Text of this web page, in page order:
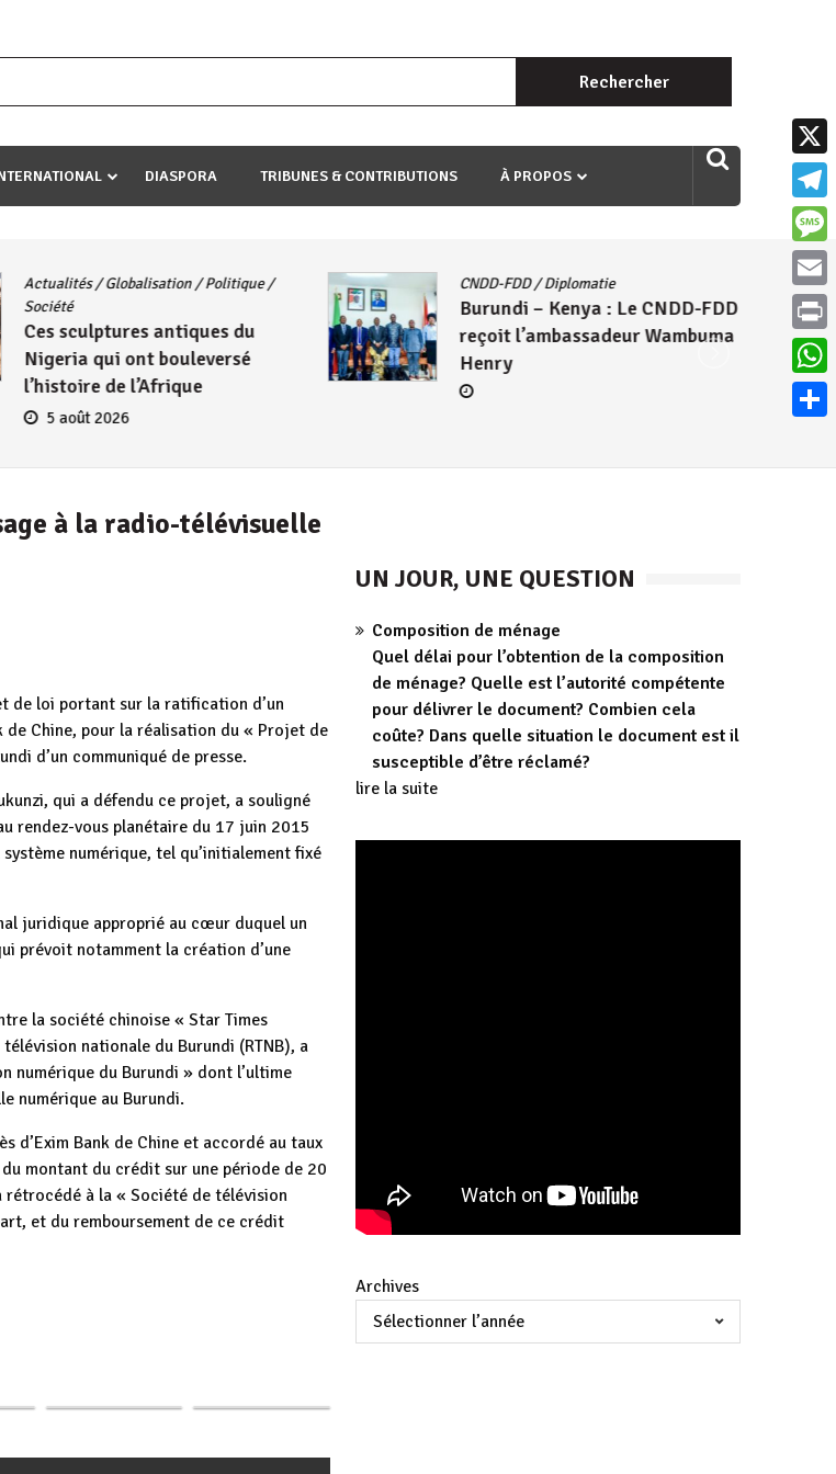
wawe canke igihugu cakwibarutse .Wewe uri ngaha ndagusigiye iki kibazo : Uriko ukora iki kugira ngo
Rechercher :
DIASPORA TRIBUNES & CONTRIBUTIONS À PROPOS
Actualités/Globalisation/Politique/
Société
Ces sculptures antiques du
Nigeria qui ont bouleversé
l’histoire de l’Afrique
5 août 2026
CNDD-FDD/Diplomatie
Burundi – Kenya : Le CNDD-FDD
reçoit l’ambassadeur Wambuma
Henry
à la radio-télévisuelle
de loi portant sur la ratification d’un
Chine, pour la réalisation du « Projet de
d’un communiqué de presse.
qui a défendu ce projet, a souligné
rendez-vous planétaire du 17 juin 2015
numérique, tel qu’initialement fixé
juridique approprié au cœur duquel un
prévoit notamment la création d’une
la société chinoise « Star Times
nationale du Burundi (RTNB), a
numérique du Burundi » dont l’ultime
numérique au Burundi.
d’Exim Bank de Chine et accordé au taux
montant du crédit sur une période de 20
rétrocédé à la « Société de télévision
et du remboursement de ce crédit
UN JOUR, UNE QUESTION
Composition de ménage
Quel délai pour l’obtention de la composition
de ménage? Quelle est l’autorité compétente
pour délivrer le document? Combien cela
coûte? Dans quelle situation le document est il
susceptible d’être réclamé?
lire la suite
Archives
X
Email
Print